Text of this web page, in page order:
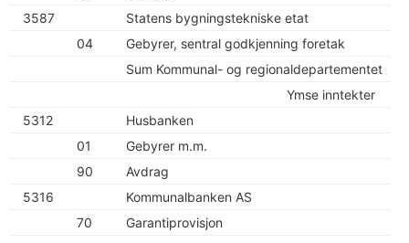
3587
Statens bygningstekniske etat
04
Gebyrer, sentral godkjenning foretak
Sum Kommunal- og regionaldepartementet
Ymse inntekter
5312
Husbanken
01
Gebyrer m.m.
90
Avdrag
5316
Kommunalbanken AS
70
Garantiprovisjon